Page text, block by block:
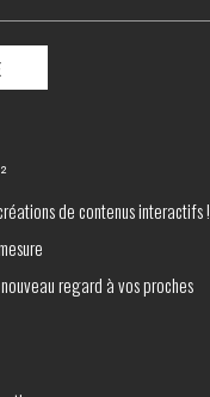
de contenus interactifs !
regard à vos proches